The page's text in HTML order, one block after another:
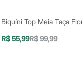
R$ 55,99R$ 99,99